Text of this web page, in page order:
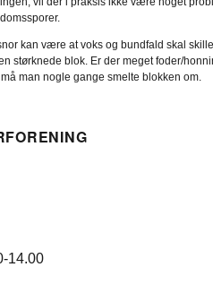
kan være at voks og bundfald skal
størknede blok. Er der meget foder/
man nogle gange smelte blokken om.
14.00